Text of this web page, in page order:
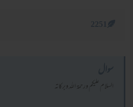
السلام عليكم ورحمة الله وبركاته